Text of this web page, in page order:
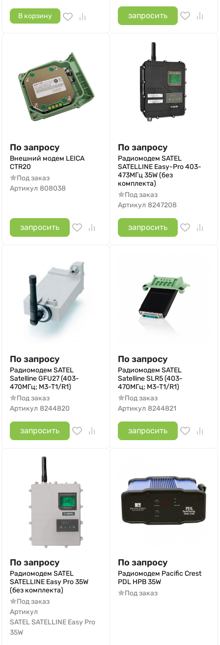
В корзину запросить
По запросу
Внешний модем LEICA
CTR20
Под заказ
Артикул 808038
запросить
По запросу
Радиомодем SATEL
SATELLINE Easy-Pro 403-
473МГц 35W (без
комплекта)
Под заказ
Артикул 8247208
запросить
По запросу
Радиомодем SATEL
Satelline GFU27 (403-
470МГц; M3-T1/R1)
Под заказ
Артикул 8244820
запросить
По запросу
Радиомодем SATEL
Satelline SLR5 (403-
470МГц; M3-T1/R1)
Под заказ
Артикул 8244821
запросить
По запросу
Радиомодем SATEL
SATELLINE Easy Pro 35W
(без комплекта)
Под заказ
Артикул
SATEL SATELLINE Easy Pro
35W
По запросу
Радиомодем Pacific Crest
PDL HPB 35W
Под заказ